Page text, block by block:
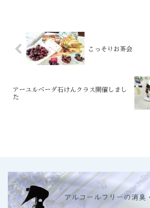
こっそりお茶会
アーユルベーダ石けんクラス開催しまし
た